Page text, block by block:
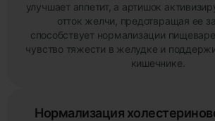
улучшает аппетит, а артишок
отток желчи, предотвращая ее
способствует нормализации
чувство тяжести в желудке и
кишечнике.
Нормализация